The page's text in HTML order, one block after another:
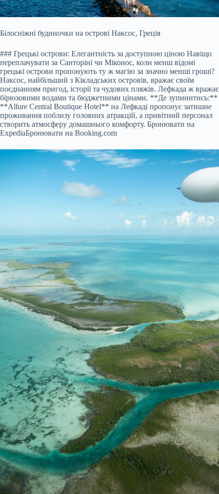
Білосніжні будиночки на острові Наксос, Греція
### Грецькі острови: Елегантність за доступною ціною Навіщо
переплачувати за Санторіні чи Міконос, коли менш відомі
грецькі острови пропонують ту ж магію за значно менші гроші?
Наксос, найбільший з Кікладських островів, вражає своїм
поєднанням пригод, історії та чудових пляжів. Лефкада ж вражає
бірюзовими водами та бюджетними цінами. **Де зупинитись:**
**Allure Central Boutique Hotel** на Лефкаді пропонує затишне
проживання поблизу головних атракцій, а привітний персонал
створить атмосферу домашнього комфорту. Бронювати на
ExpediaБронювати на Booking.com